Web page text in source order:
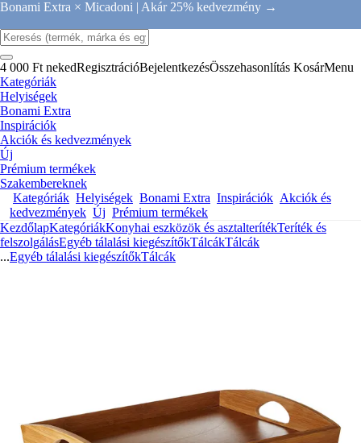
Bonami Extra × Micadoni | Akár 25% kedvezmény →
4 000 Ft nekedRegisztrációBejelentkezésÖsszehasonlítás KosárMenu
Kategóriák
Helyiségek
Bonami Extra
Inspirációk
Akciók és kedvezmények
Új
Prémium termékek
Szakembereknek
Kategóriák Helyiségek Bonami Extra Inspirációk Akciók és
kedvezmények Új Prémium termékek
KezdőlapKategóriákKonyhai eszközök és asztalterítékTeríték és
felszolgálásEgyéb tálalási kiegészítőkTálcákTálcák
...Egyéb tálalási kiegészítőkTálcák